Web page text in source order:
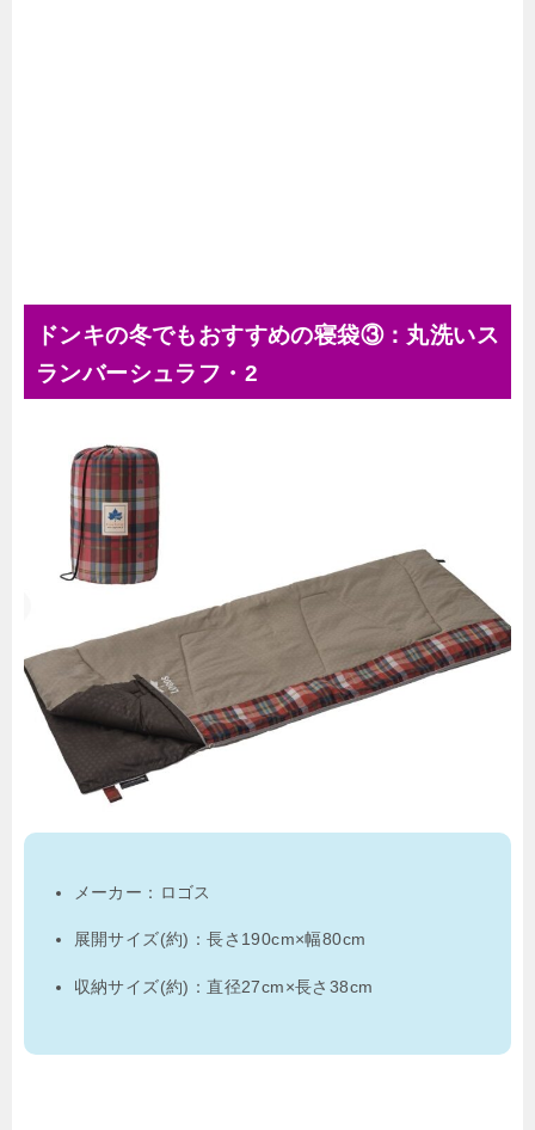
ドンキの冬でもおすすめの寝袋③：丸洗いス
ランバーシュラフ・2
メーカー：ロゴス
展開サイズ(約)：長さ190cm×幅80cm
収納サイズ(約)：直径27cm×長さ38cm